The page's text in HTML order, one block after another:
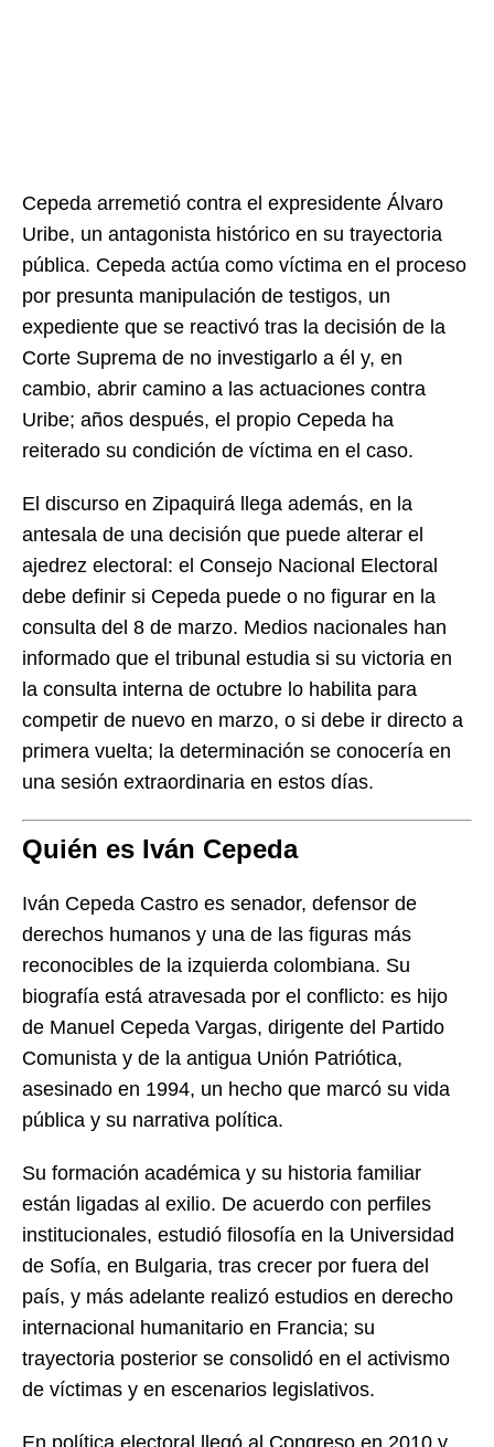
Cepeda arremetió contra el expresidente Álvaro
Uribe, un antagonista histórico en su trayectoria
pública. Cepeda actúa como víctima en el proceso
por presunta manipulación de testigos, un
expediente que se reactivó tras la decisión de la
Corte Suprema de no investigarlo a él y, en
cambio, abrir camino a las actuaciones contra
Uribe; años después, el propio Cepeda ha
reiterado su condición de víctima en el caso.
El discurso en Zipaquirá llega además, en la
antesala de una decisión que puede alterar el
ajedrez electoral: el Consejo Nacional Electoral
debe definir si Cepeda puede o no figurar en la
consulta del 8 de marzo. Medios nacionales han
informado que el tribunal estudia si su victoria en
la consulta interna de octubre lo habilita para
competir de nuevo en marzo, o si debe ir directo a
primera vuelta; la determinación se conocería en
una sesión extraordinaria en estos días.
Quién es Iván Cepeda
Iván Cepeda Castro es senador, defensor de
derechos humanos y una de las figuras más
reconocibles de la izquierda colombiana. Su
biografía está atravesada por el conflicto: es hijo
de Manuel Cepeda Vargas, dirigente del Partido
Comunista y de la antigua Unión Patriótica,
asesinado en 1994, un hecho que marcó su vida
pública y su narrativa política.
Su formación académica y su historia familiar
están ligadas al exilio. De acuerdo con perfiles
institucionales, estudió filosofía en la Universidad
de Sofía, en Bulgaria, tras crecer por fuera del
país, y más adelante realizó estudios en derecho
internacional humanitario en Francia; su
trayectoria posterior se consolidó en el activismo
de víctimas y en escenarios legislativos.
En política electoral llegó al Congreso en 2010 y